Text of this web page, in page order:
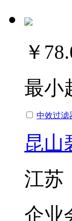
￥
最小
中效过滤
昆山
江苏
企业